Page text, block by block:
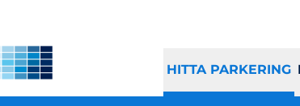
HITTA PARKERING